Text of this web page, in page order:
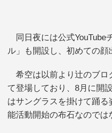
同日夜には公式YouTube
ル」も開設し、初めての顔
希空は以前より辻のブロ
て登場しており、8月に開
はサングラスを掛けて踊
能活動開始の布石なのでは